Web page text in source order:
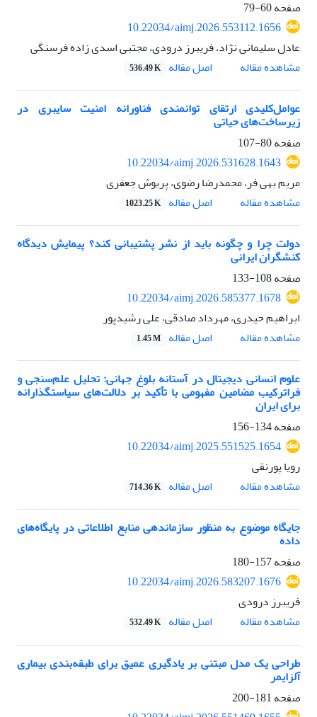
صفحه60-79
10.22034/aimj.2026.553112.1656
عادل سلیمانی نژاد، فریبرز درودی، مجتبی اسدی زاده فرسنگی
مشاهده مقاله
اصل مقاله 536.49 K
عوامل‌کلیدی ارتقای توانمندی فناورانه امنیت سایبری در
زیرساخت‌های حیاتی
صفحه80-107
10.22034/aimj.2026.531628.1643
مریم بهی فر، محمدرضا رضوی، پریوش جعفری
مشاهده مقاله
اصل مقاله 1023.25 K
دولت چرا و چگونه باید از نشر پشتیبانی کند؟ پیمایش دیدگاه
کنشگران ایرانی
صفحه108-133
10.22034/aimj.2026.585377.1678
ابراهیم حیدری، مهرداد صادقی، علی رشیدپور
مشاهده مقاله
اصل مقاله 1.45 M
علوم انسانی دیجیتال در آستانه بلوغ جهانی: تحلیل علم‌سنجی و
فراترکیب مضامین مفهومی با تأکید بر دلالت‌های سیاستگذارانه
برای ایران
صفحه134-156
10.22034/aimj.2025.551525.1654
رویا پورنقی
مشاهده مقاله
اصل مقاله 714.36 K
جایگاه موضوع به منظور سازماندهی منابع اطلاعاتی در پایگاه‌های
داده
صفحه157-180
10.22034/aimj.2026.583207.1676
فریبرز درودی
مشاهده مقاله
اصل مقاله 532.49 K
طراحی یک مدل مبتنی بر یادگیری عمیق برای طبقه‌بندی بیماری
آلزایمر
صفحه181-200